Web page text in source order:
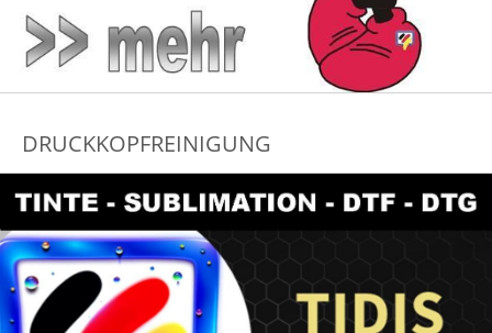
DRUCKKOPFREINIGUNG